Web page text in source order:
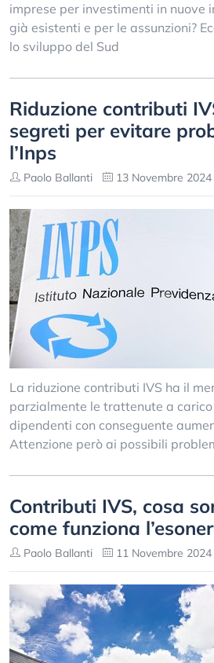
imprese per investimenti in nuove
già esistenti e per le assunzioni?
lo sviluppo del Sud
Riduzione contributi
segreti per evitare
l’Inps
Paolo Ballanti 13 Novembre
La riduzione contributi IVS ha il
parzialmente le trattenute a
dipendenti con conseguente
Attenzione però ai possibili
Contributi IVS, cosa
come funziona
Paolo Ballanti 11 Novembre